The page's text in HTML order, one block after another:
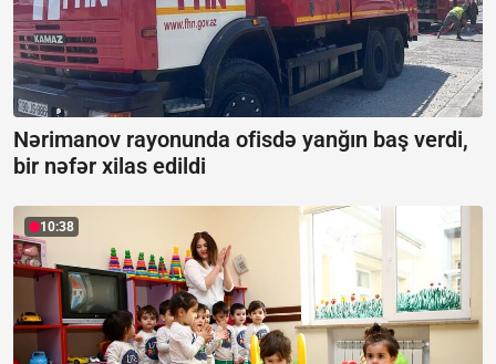
Nərimanov rayonunda ofisdə yanğın baş verdi,
bir nəfər xilas edildi
10:38